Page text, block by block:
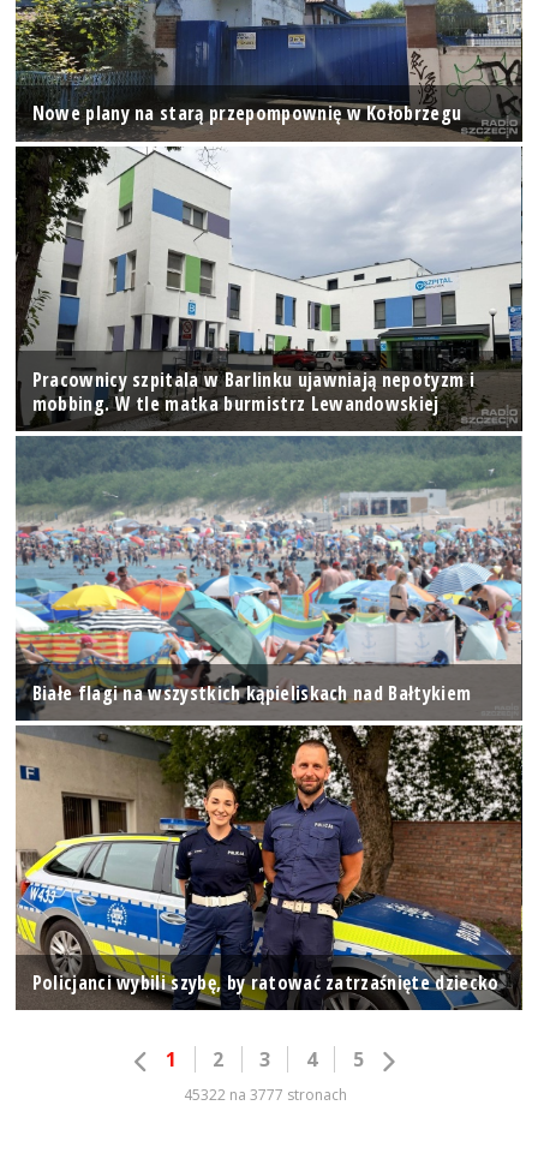
Nowe plany na starą przepompownię w Kołobrzegu
Pracownicy szpitala w Barlinku ujawniają nepotyzm i
mobbing. W tle matka burmistrz Lewandowskiej
Białe flagi na wszystkich kąpieliskach nad Bałtykiem
Policjanci wybili szybę, by ratować zatrzaśnięte dziecko
1 2 3 4 5
45322 na 3777 stronach